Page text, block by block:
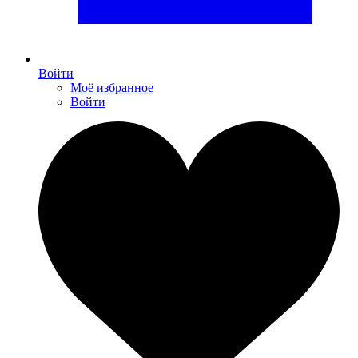
Войти
Моё избранное
Войти